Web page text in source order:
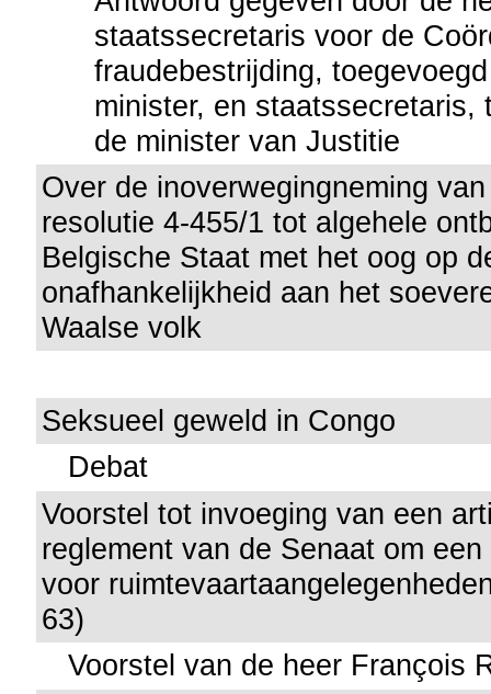
staatssecretaris voor de
fraudebestrijding,
minister, en staatssecretaris,
de minister van Justitie
Over de inoverwegingneming
resolutie 4-455/1 tot algehele
Belgische Staat met het oog op
onafhankelijkheid aan het
Waalse volk
Seksueel geweld in Congo
Debat
Voorstel tot invoeging van een
reglement van de Senaat om
voor
63)
Voorstel van de heer François